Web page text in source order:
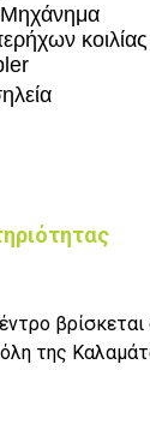
Μηχάνημα
κοιλίας
της